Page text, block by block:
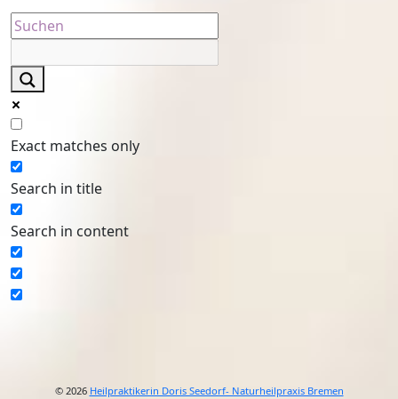
Exact matches only
Search in title
Search in content
© 2026 Heilpraktikerin Doris Seedorf- Naturheilpraxis Bremen